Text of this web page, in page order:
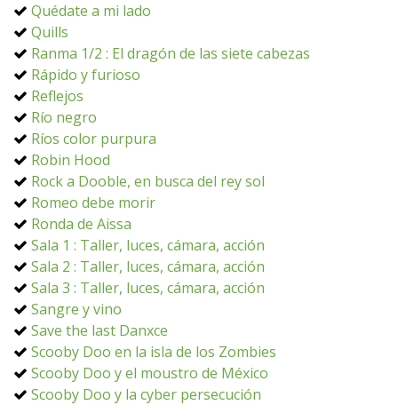
Quédate a mi lado
Quills
Ranma 1/2 : El dragón de las siete cabezas
Rápido y furioso
Reflejos
Río negro
Ríos color purpura
Robin Hood
Rock a Dooble, en busca del rey sol
Romeo debe morir
Ronda de Aissa
Sala 1 : Taller, luces, cámara, acción
Sala 2 : Taller, luces, cámara, acción
Sala 3 : Taller, luces, cámara, acción
Sangre y vino
Save the last Danxce
Scooby Doo en la isla de los Zombies
Scooby Doo y el moustro de México
Scooby Doo y la cyber persecución